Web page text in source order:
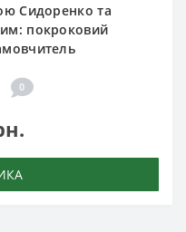
Сидоренко та
покроковий
0